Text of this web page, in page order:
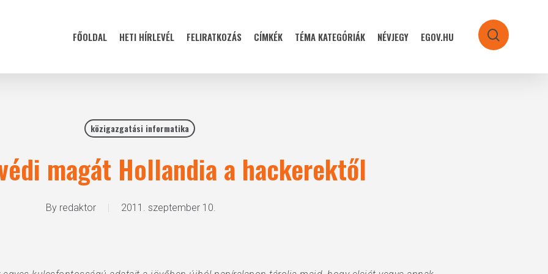
FŐOLDAL HETI HÍRLEVÉL FELIRATKOZÁS CÍMKÉK TÉMA KATEGÓRIÁK NÉVJEGY EGOV.HU search
közigazgatási informatika
magát Hollandia a hackerektől
By redaktor 2011. szeptember 10.